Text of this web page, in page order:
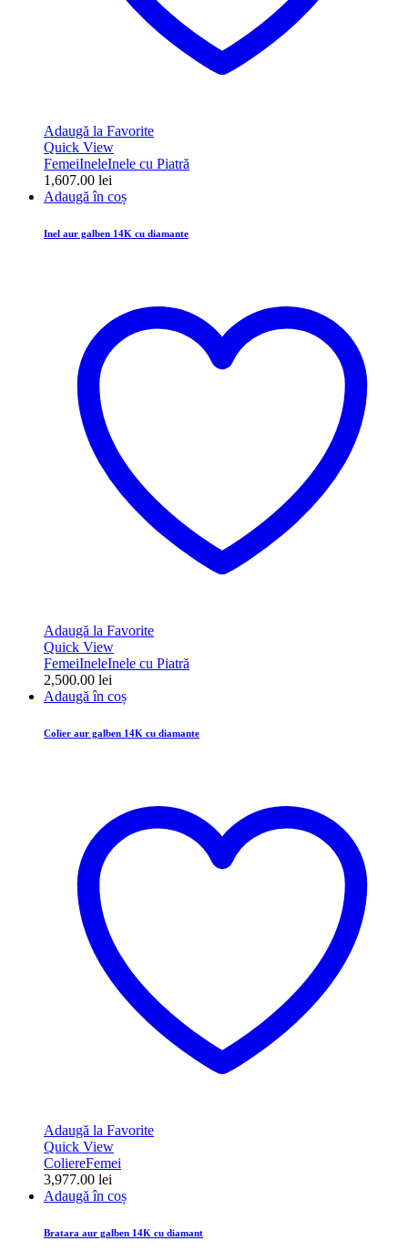
Adaugă la Favorite
Quick View
FemeiIneleInele cu Piatră
1,607.00 lei
Adaugă în coș
Inel aur galben 14K cu diamante
Adaugă la Favorite
Quick View
FemeiIneleInele cu Piatră
2,500.00 lei
Adaugă în coș
Colier aur galben 14K cu diamante
Adaugă la Favorite
Quick View
ColiereFemei
3,977.00 lei
Adaugă în coș
Bratara aur galben 14K cu diamant